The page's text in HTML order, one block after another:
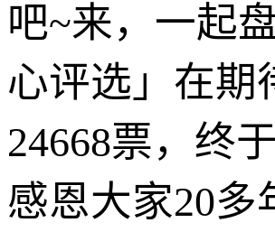
吧~来，一起
心评选」在期
24668票，终
感恩大家20